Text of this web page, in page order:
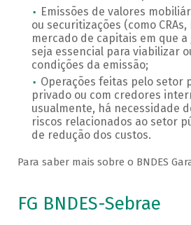
Emissões de valores
ou securitizações (como CRAs,
mercado de capitais em que a
seja essencial para viabilizar
condições da emissão;
Operações feitas pelo setor
privado ou com credores
usualmente, há necessidade
riscos relacionados ao setor
de redução dos custos.
Para saber mais sobre o BNDES
FG BNDES-Sebrae